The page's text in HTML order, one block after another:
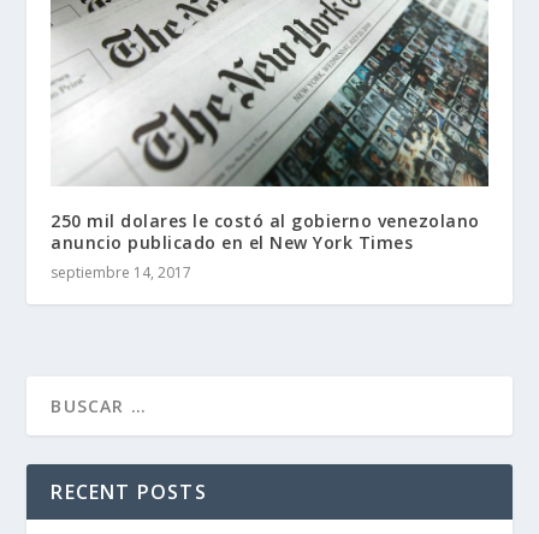
250 mil dolares le costó al gobierno venezolano
anuncio publicado en el New York Times
septiembre 14, 2017
RECENT POSTS